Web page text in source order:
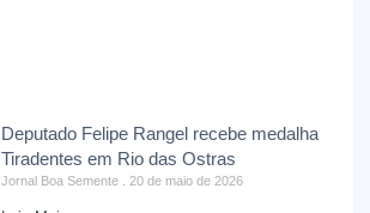
Deputado Felipe Rangel recebe medalha
Tiradentes em Rio das Ostras
Jornal Boa Semente 20 de maio de 2026